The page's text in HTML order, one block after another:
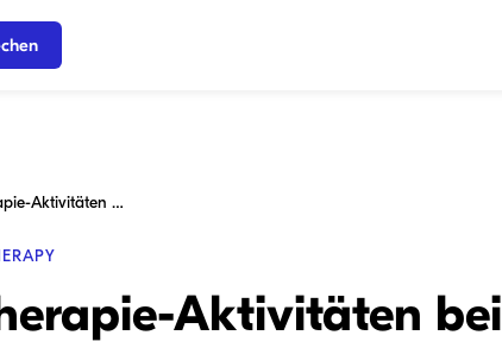
7 ansprechende Sprechtherapie-Aktivitäten bei Apraxie für Kinder
Aktivitäten bei